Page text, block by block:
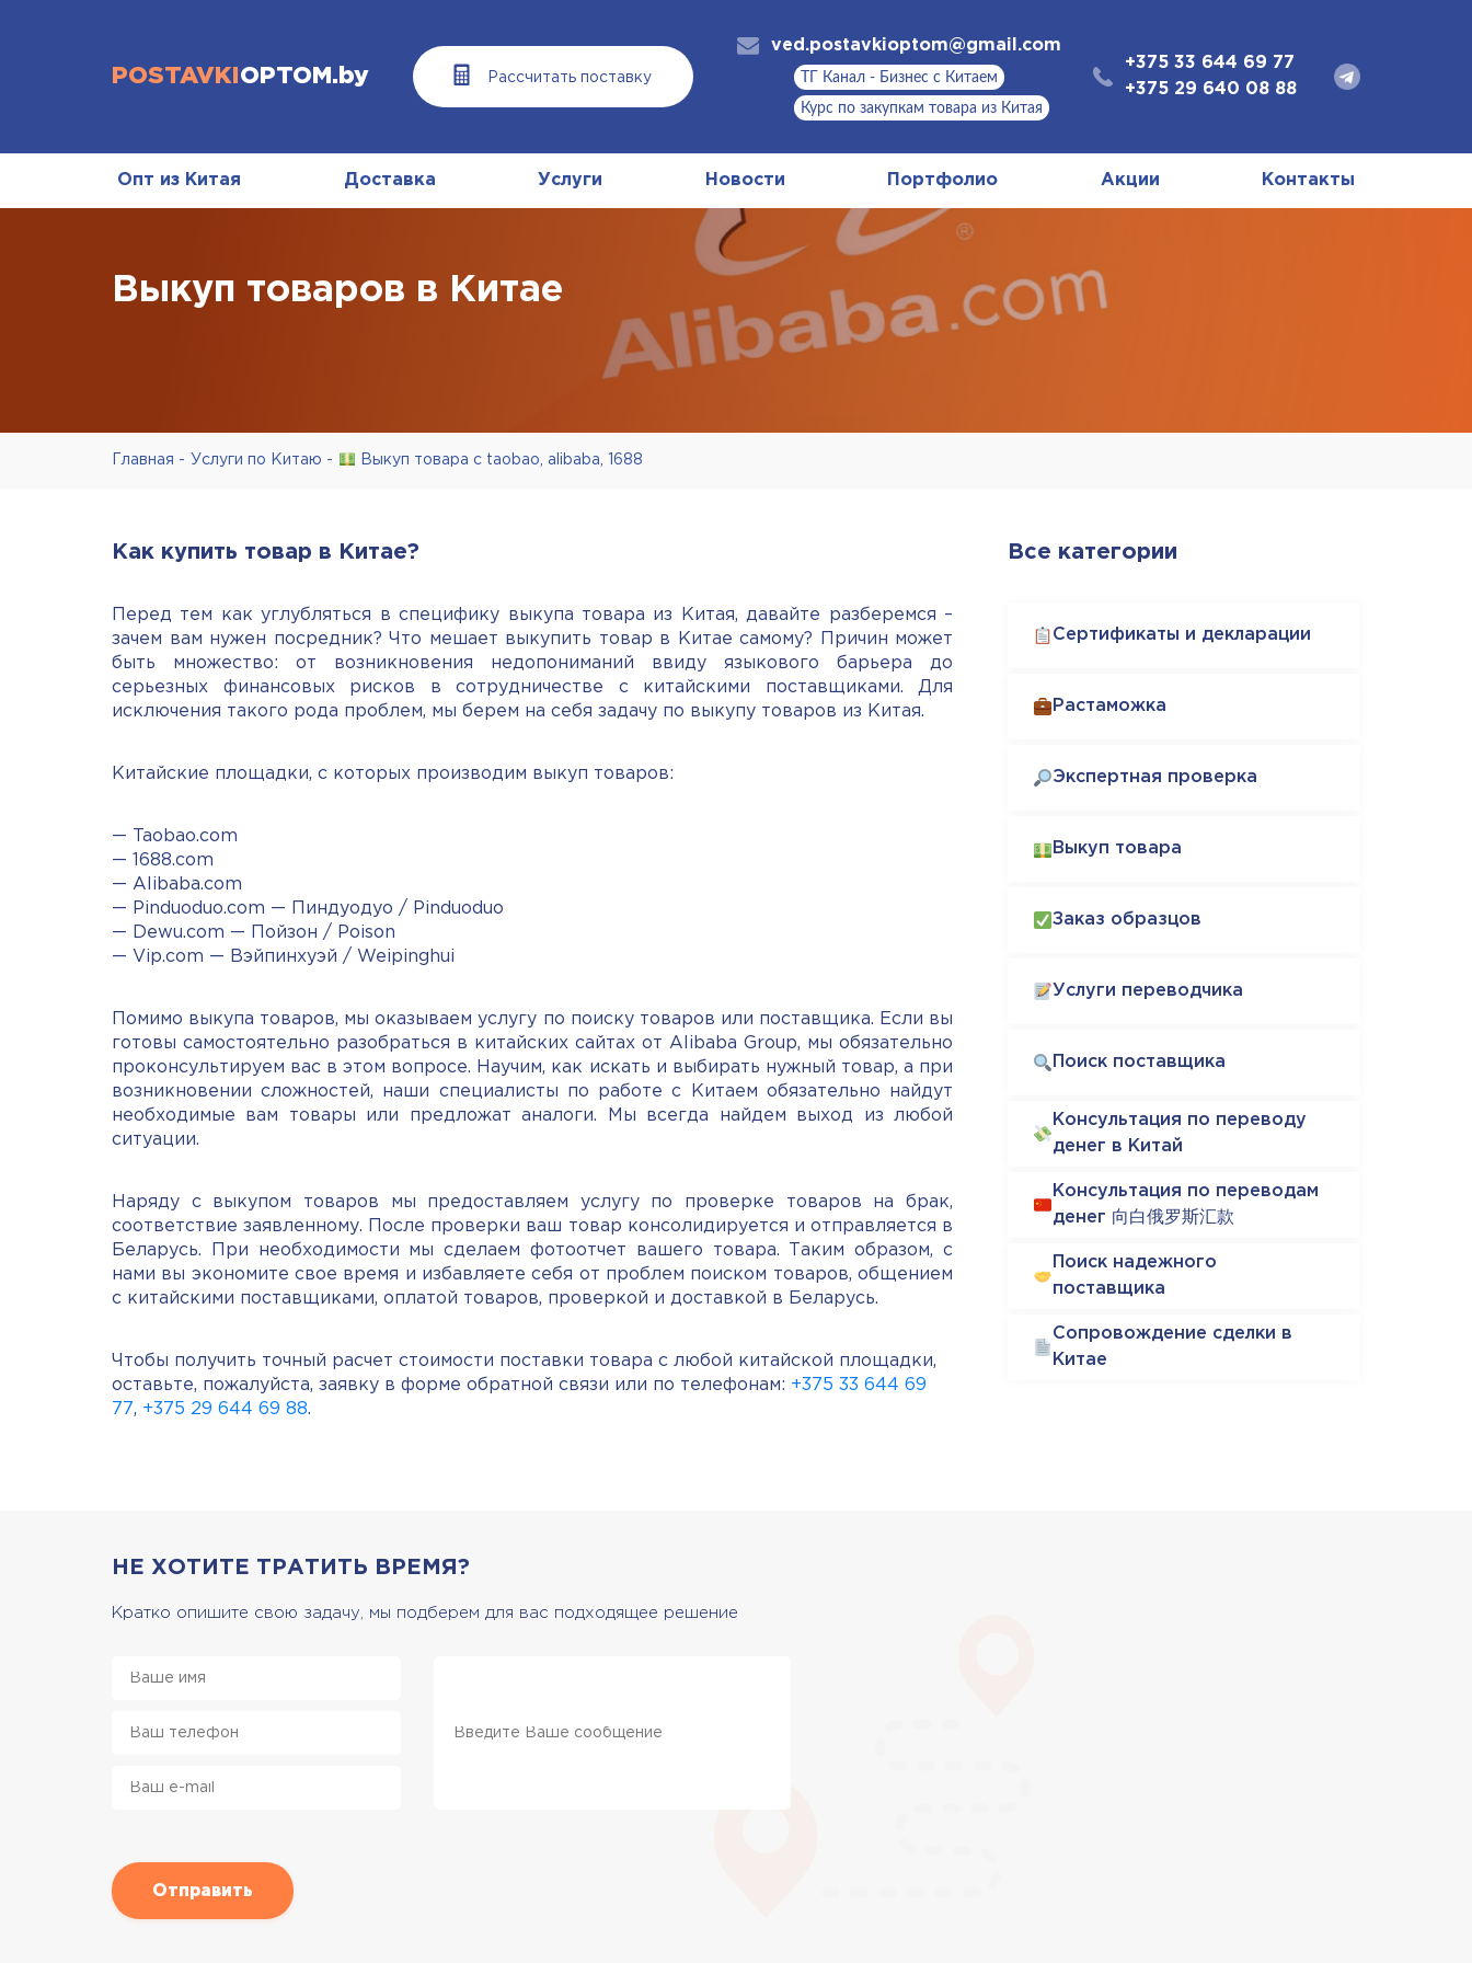
POSTAVKI OPTOM.by Рассчитать поставку
ved.postavkioptom@gmail.com
ТГ Канал - Бизнес с Китаем
Курс по закупкам товара из Китая
+375 33 644 69 77
+375 29 640 08 88
Опт из Китая Доставка Услуги Новости Портфолио Акции Контакты
Выкуп товаров в Китае
Главная Услуги по Китаю Выкуп товара с taobao, alibaba, 1688
Как купить товар в Китае?
Перед тем как углубляться в специфику выкупа товара из Китая, давайте разберемся –
зачем вам нужен посредник? Что мешает выкупить товар в Китае самому? Причин может
быть множество: от возникновения недопониманий ввиду языкового барьера до
серьезных финансовых рисков в сотрудничестве с китайскими поставщиками. Для
исключения такого рода проблем, мы берем на себя задачу по выкупу товаров из Китая.
Китайские площадки, с которых производим выкуп товаров:
— Taobao.com
— 1688.com
— Alibaba.com
— Pinduoduo.com — Пиндуодуо / Pinduoduo
— Dewu.com — Пойзон / Poison
— Vip.com — Вэйпинхуэй / Weipinghui
Помимо выкупа товаров, мы оказываем услугу по поиску товаров или поставщика. Если вы
готовы самостоятельно разобраться в китайских сайтах от Alibaba Group, мы обязательно
проконсультируем вас в этом вопросе. Научим, как искать и выбирать нужный товар, а при
возникновении сложностей, наши специалисты по работе с Китаем обязательно найдут
необходимые вам товары или предложат аналоги. Мы всегда найдем выход из любой
ситуации.
Наряду с выкупом товаров мы предоставляем услугу по проверке товаров на брак,
соответствие заявленному. После проверки ваш товар консолидируется и отправляется в
Беларусь. При необходимости мы сделаем фотоотчет вашего товара. Таким образом, с
нами вы экономите свое время и избавляете себя от проблем поиском товаров, общением
с китайскими поставщиками, оплатой товаров, проверкой и доставкой в Беларусь.
Чтобы получить точный расчет стоимости поставки товара с любой китайской площадки,
оставьте, пожалуйста, заявку в форме обратной связи или по телефонам: +375 33 644 69
77, +375 29 644 69 88.
Все категории
Сертификаты и декларации
Растаможка
Экспертная проверка
Выкуп товара
Заказ образцов
Услуги переводчика
Поиск поставщика
Консультация по переводу
денег в Китай
Консультация по переводам
денег 向白俄罗斯汇款
Поиск надежного
поставщика
Сопровождение сделки в
Китае
НЕ ХОТИТЕ ТРАТИТЬ ВРЕМЯ?
Кратко опишите свою задачу, мы подберем для вас подходящее решение